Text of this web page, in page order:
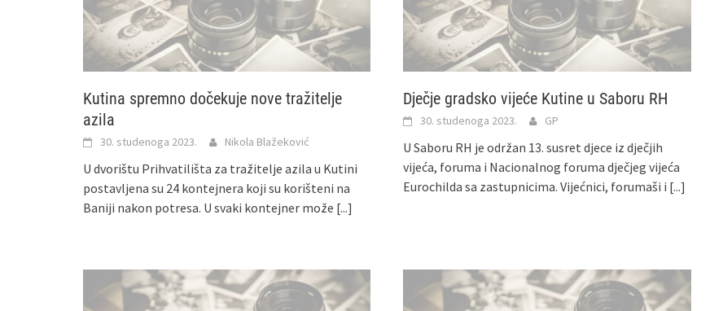
Kutina spremno dočekuje nove tražitelje
azila
30. studenoga 2023. Nikola Blažeković
U dvorištu Prihvatilišta za tražitelje azila u Kutini
postavljena su 24 kontejnera koji su korišteni na
Baniji nakon potresa. U svaki kontejner može [...]
Dječje gradsko vijeće Kutine u Saboru RH
30. studenoga 2023. GP
U Saboru RH je održan 13. susret djece iz dječjih
vijeća, foruma i Nacionalnog foruma dječjeg vijeća
Eurochilda sa zastupnicima. Vijećnici, forumaši i [...]